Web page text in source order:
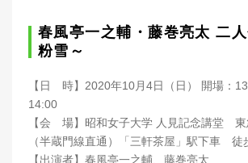
春風亭一之輔・藤巻亮太 二
粉雪～
【日 時】2020年10月4日（日） 開場：
14:00
【会 場】昭和女子大学 人見記念講堂 東
（半蔵門線直通）「三軒茶屋」駅下車 徒
【出演者】春風亭一之輔、藤巻亮太